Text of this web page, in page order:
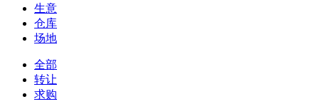
生意
仓库
场地
全部
转让
求购